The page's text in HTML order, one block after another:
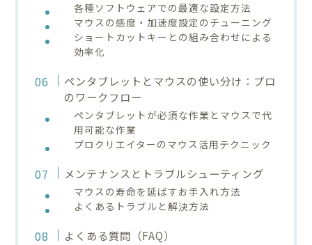
各種ソフトウェアでの最適な設定方法
マウスの感度・加速度設定のチューニング
ショートカットキーとの組み合わせによる
効率化
ペンタブレットとマウスの使い分け：プロ
のワークフロー
ペンタブレットが必須な作業とマウスで代
用可能な作業
プロクリエイターのマウス活用テクニック
メンテナンスとトラブルシューティング
マウスの寿命を延ばすお手入れ方法
よくあるトラブルと解決方法
よくある質問（FAQ）